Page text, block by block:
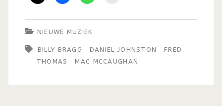
NIEUWE MUZIEK
BILLY BRAGG DANIEL JOHNSTON
FRED
THOMAS
MAC MCCAUGHAN